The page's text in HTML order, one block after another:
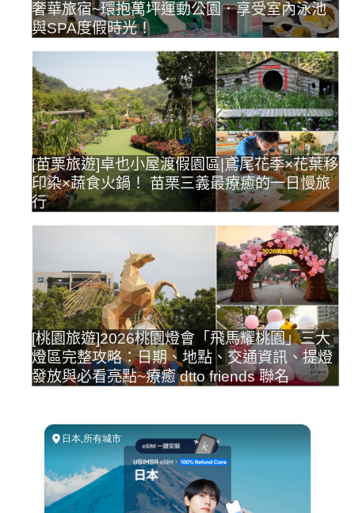
奢華旅宿~環抱萬坪運動公園．享受室內泳池
與SPA度假時光！
[苗栗旅遊]卓也小屋渡假園區|鳶尾花季×花葉移
印染×蔬食火鍋！ 苗栗三義最療癒的一日慢旅
行
[桃園旅遊]2026桃園燈會「飛馬耀桃園」三大
燈區完整攻略：日期、地點、交通資訊、提燈
發放與必看亮點~療癒 dtto friends 聯名